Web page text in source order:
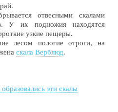
отвесными скалами
У их подножия находятся
узкие пещеры.
лесом пологие отроги, на
скала Верблюд.
эти скалы